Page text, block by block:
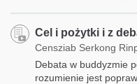
Cel i pożytki i z
Censziab Serkong
Debata w buddyzmie
rozumienie jest